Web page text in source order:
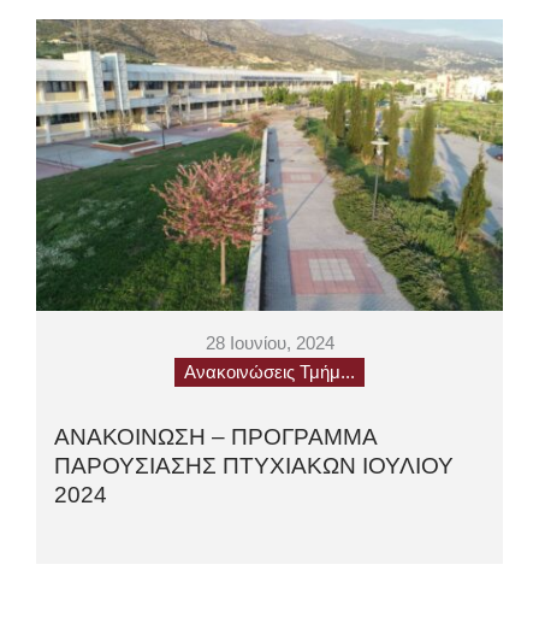
28 Ιουνίου, 2024
Ανακοινώσεις Τμήμ...
ΑΝΑΚΟΙΝΩΣΗ – ΠΡΟΓΡΑΜΜΑ
ΠΑΡΟΥΣΙΑΣΗΣ ΠΤΥΧΙΑΚΩΝ ΙΟΥΛΙΟΥ
2024